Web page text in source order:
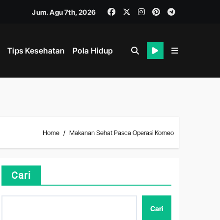
Mental
Jum. Agu 7th, 2026
Tips Kesehatan Pola Hidup
Home Makanan Sehat Pasca Operasi Korneo
Cari
Cari